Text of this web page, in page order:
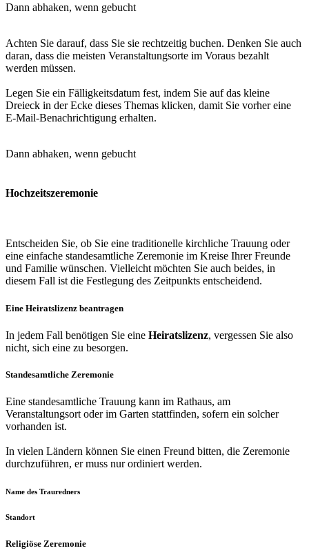
Dann abhaken, wenn gebucht
Achten Sie darauf, dass Sie sie rechtzeitig buchen. Denken Sie auch
daran, dass die meisten Veranstaltungsorte im Voraus bezahlt
werden müssen.
Legen Sie ein Fälligkeitsdatum fest, indem Sie auf das kleine
Dreieck in der Ecke dieses Themas klicken, damit Sie vorher eine
E-Mail-Benachrichtigung erhalten.
Dann abhaken, wenn gebucht
Hochzeitszeremonie
Entscheiden Sie, ob Sie eine traditionelle kirchliche Trauung oder
eine einfache standesamtliche Zeremonie im Kreise Ihrer Freunde
und Familie wünschen. Vielleicht möchten Sie auch beides, in
diesem Fall ist die Festlegung des Zeitpunkts entscheidend.
Eine Heiratslizenz beantragen
In jedem Fall benötigen Sie eine Heiratslizenz, vergessen Sie also
nicht, sich eine zu besorgen.
Standesamtliche Zeremonie
Eine standesamtliche Trauung kann im Rathaus, am
Veranstaltungsort oder im Garten stattfinden, sofern ein solcher
vorhanden ist.
In vielen Ländern können Sie einen Freund bitten, die Zeremonie
durchzuführen, er muss nur ordiniert werden.
Name des Trauredners
Standort
Religiöse Zeremonie